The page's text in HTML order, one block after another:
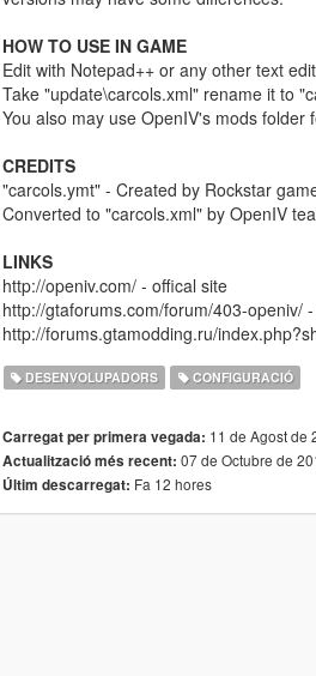
HOW TO USE IN GAME
Edit with Notepad++ or any other text
Take "update\carcols.xml" rename it to
You also may use OpenIV's mods
CREDITS
"carcols.ymt" - Created by Rockstar
Converted to "carcols.xml" by OpenIV
LINKS
http://openiv.com/ - offical site
http://gtaforums.com/forum/403-openiv/
http://forums.gtamodding.ru/
DESENVOLUPADORS CONFIGURACIÓ
Carregat per primera vegada: 11 de Agost de
Actualització més recent: 07 de Octubre de
Últim descarregat: Fa 12 hores